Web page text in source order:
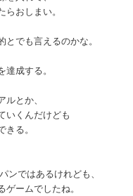
おしまい。
でも言えるのかな。
成する。
とか、
いくんだけども
る。
ンではあるけれども、
ームでしたね。